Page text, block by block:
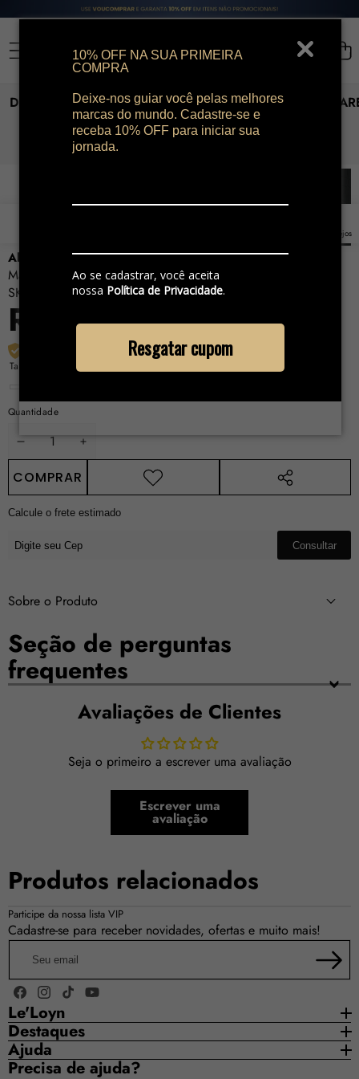
10% OFF NA SUA PRIMEIRA
COMPRA
Deixe-nos guiar você pelas melhores
marcas do mundo. Cadastre-se e
receba 10% OFF para iniciar sua
jornada.
Ao se cadastrar, você aceita
nossa Política de Privacidade.
Resgatar cupom
DIA DOS PAIS PERFUMES MAQUIAGEM
desejos
Lista de desejos
Al Wataniah Sultan Al Lail Eau de Parfum Masculino
Marca:
Al Wataniah
SKU:
Preço
em
promoção
R$ 299,00Preço
normal
R$ 359,00
Tamanho: 100ML
Quantidade
DIMINUIR
QUANTIDADE
AUMENTAR
QUANTIDADE
COMPRAR
COMPARTILHAR
Calcule o frete estimado
Consultar
Sobre o Produto
Notas de Coração:
Notas de Fundo:
Poder e Elegância:
Seção de perguntas
frequentes
Avaliações de Clientes
Seja o primeiro a escrever uma avaliação
Escrever uma
avaliação
Produtos relacionados
Participe da nossa lista VIP
Cadastre-se para receber novidades, ofertas e muito mais!
email
Facebook
Instagram
TikTokYouTube
Le'Loyn
Destaques
Ajuda
Precisa de ajuda?